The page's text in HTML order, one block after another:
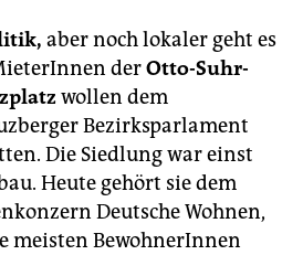
aber noch lokaler geht es
derOtto-Suhr-
wollen dem
Bezirksparlament
Die Siedlung war einst
Heute gehört sie dem
Deutsche Wohnen,
meisten BewohnerInnen